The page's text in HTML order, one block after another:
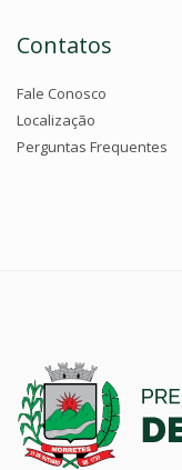
Contatos
Fale Conosco
Localização
Perguntas Frequentes